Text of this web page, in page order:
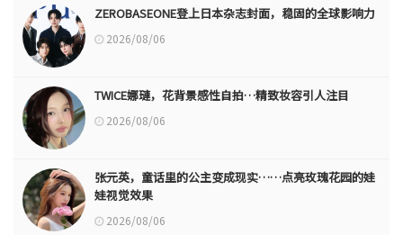
ZEROBASEONE登上日本杂志封面，稳固的全球影响力
2026/08/06
TWICE娜璉，花背景感性自拍…精致妆容引人注目
2026/08/06
张元英，童话里的公主变成现实……点亮玫瑰花园的娃
娃视觉效果
2026/08/06